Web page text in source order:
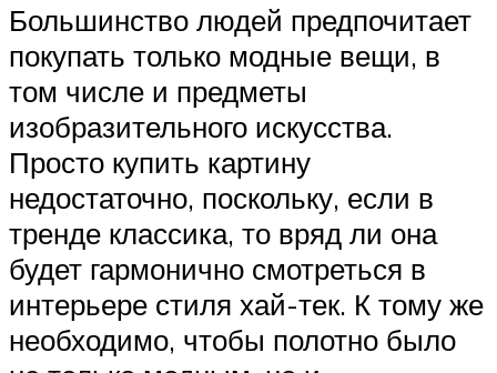
Большинство людей предпочитает
покупать только модные вещи, в
том числе и предметы
изобразительного искусства.
Просто купить картину
недостаточно, поскольку, если в
тренде классика, то вряд ли она
будет гармонично смотреться в
интерьере стиля хай-тек. К тому же
необходимо, чтобы полотно было